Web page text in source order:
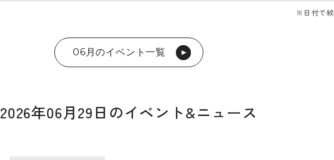
※日付で
06月のイベント一覧
2026年06月29日のイベント&ニュース